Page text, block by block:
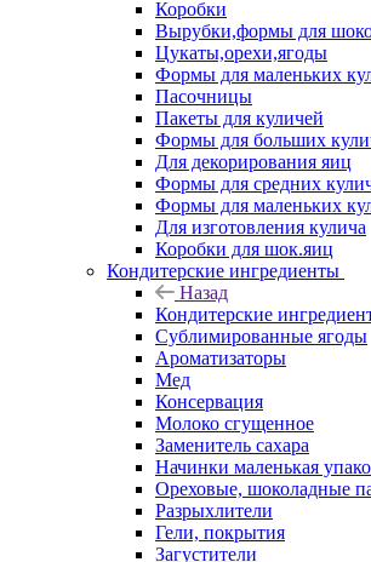
Коробки
Вырубки,формы для
Цукаты,орехи,ягоды
Формы для маленьких
Пасочницы
Пакеты для куличей
Формы для больших
Для декорирования яиц
Формы для средних
Формы для маленьких
Для изготовления кулича
Коробки для шок.яиц
Кондитерские ингредиенты
Назад
Кондитерские
Сублимированные ягоды
Ароматизаторы
Мед
Консервация
Молоко сгущенное
Заменитель сахара
Начинки маленькая
Ореховые, шоколадные
Разрыхлители
Гели, покрытия
Загустители